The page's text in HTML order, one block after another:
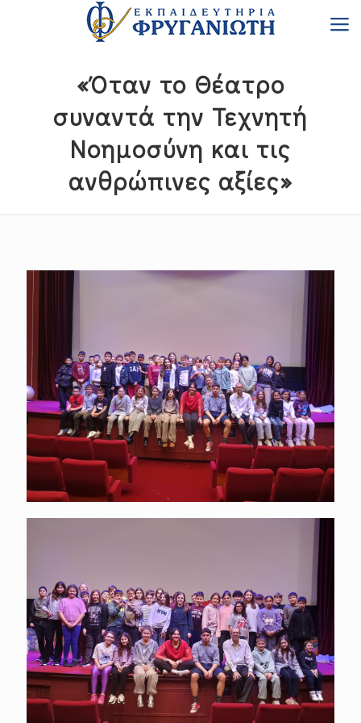
«Όταν το Θέατρο
συναντά την Τεχνητή
Νοημοσύνη και τις
ανθρώπινες αξίες»